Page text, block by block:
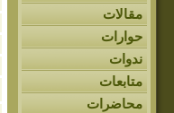
مقالات
حوارات
ندوات
متابعات
محاضرات